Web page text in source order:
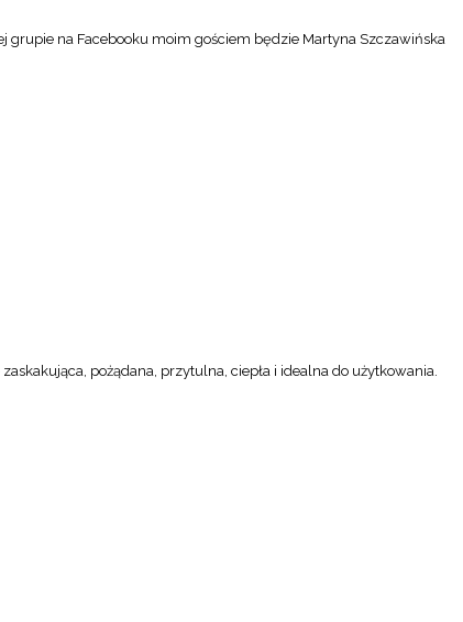
grupie na Facebooku moim gościem będzie Martyna Szczawińska
pożądana, przytulna, ciepła i idealna do użytkowania.